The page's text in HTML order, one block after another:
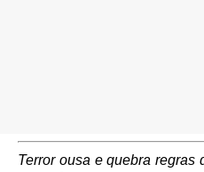
Terror ousa e quebra regras